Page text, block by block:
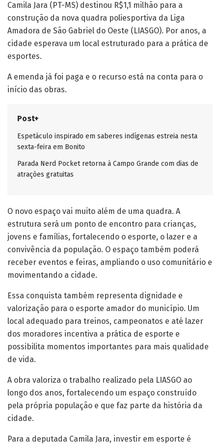
Camila Jara (PT-MS) destinou R$1,1 milhão para a
construção da nova quadra poliesportiva da Liga
Amadora de São Gabriel do Oeste (LIASGO). Por anos, a
cidade esperava um local estruturado para a prática de
esportes.
A emenda já foi paga e o recurso está na conta para o
início das obras.
Post+
Espetáculo inspirado em saberes indígenas estreia nesta
sexta-feira em Bonito
Parada Nerd Pocket retorna à Campo Grande com dias de
atrações gratuitas
O novo espaço vai muito além de uma quadra. A
estrutura será um ponto de encontro para crianças,
jovens e famílias, fortalecendo o esporte, o lazer e a
convivência da população. O espaço também poderá
receber eventos e feiras, ampliando o uso comunitário e
movimentando a cidade.
Essa conquista também representa dignidade e
valorização para o esporte amador do município. Um
local adequado para treinos, campeonatos e até lazer
dos moradores incentiva a prática de esporte e
possibilita momentos importantes para mais qualidade
de vida.
A obra valoriza o trabalho realizado pela LIASGO ao
longo dos anos, fortalecendo um espaço construído
pela própria população e que faz parte da história da
cidade.
Para a deputada Camila Jara, investir em esporte é